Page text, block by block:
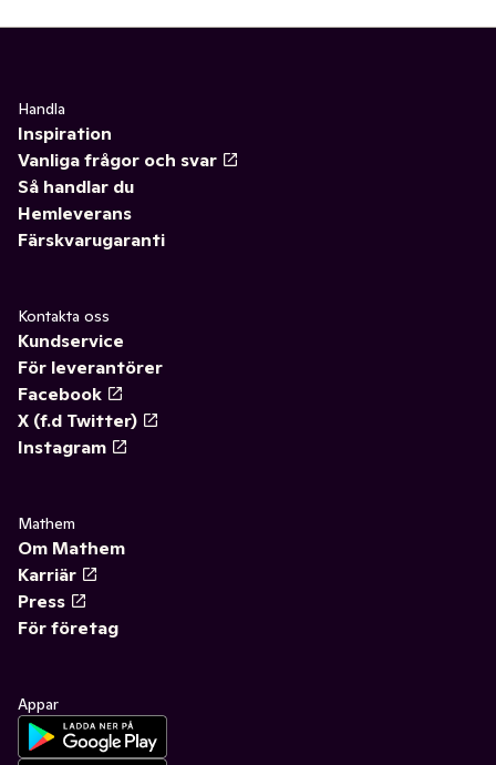
Handla
Inspiration
Vanliga frågor och svar
Så handlar du
Hemleverans
Färskvarugaranti
Kontakta oss
Kundservice
För leverantörer
Facebook
X (f.d Twitter)
Instagram
Mathem
Om Mathem
Karriär
Press
För företag
Appar